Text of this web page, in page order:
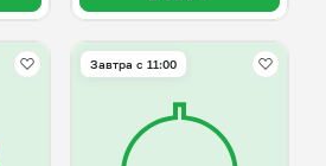
Завтра c 11:00